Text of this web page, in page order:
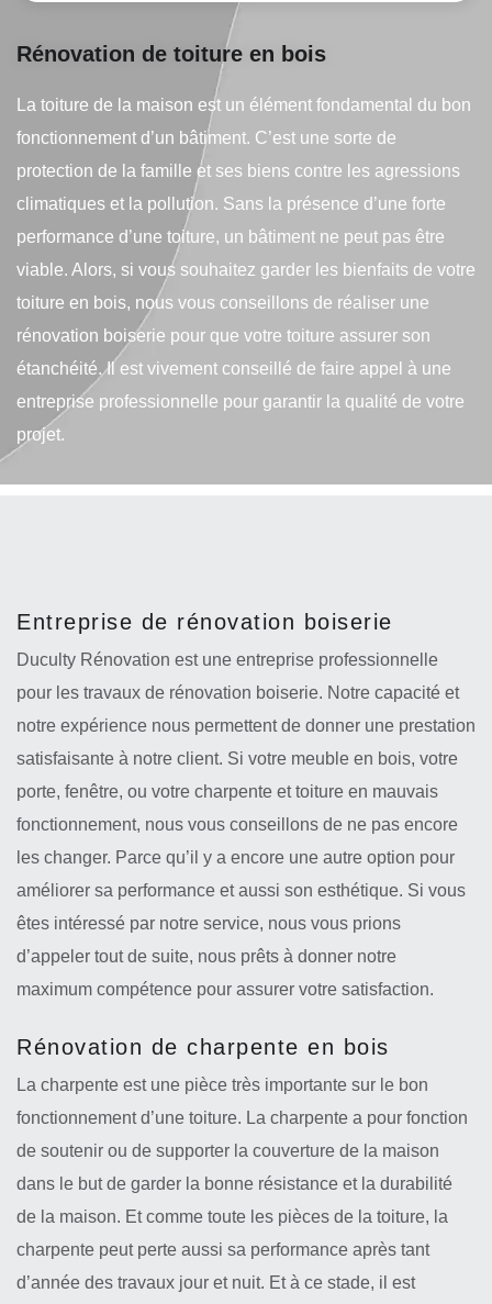
Rénovation de toiture en bois
La toiture de la maison est un élément fondamental du bon
fonctionnement d’un bâtiment. C’est une sorte de
protection de la famille et ses biens contre les agressions
climatiques et la pollution. Sans la présence d’une forte
performance d’une toiture, un bâtiment ne peut pas être
viable. Alors, si vous souhaitez garder les bienfaits de votre
toiture en bois, nous vous conseillons de réaliser une
rénovation boiserie pour que votre toiture assurer son
étanchéité. Il est vivement conseillé de faire appel à une
entreprise professionnelle pour garantir la qualité de votre
projet.
Entreprise de rénovation boiserie
Duculty Rénovation est une entreprise professionnelle
pour les travaux de rénovation boiserie. Notre capacité et
notre expérience nous permettent de donner une prestation
satisfaisante à notre client. Si votre meuble en bois, votre
porte, fenêtre, ou votre charpente et toiture en mauvais
fonctionnement, nous vous conseillons de ne pas encore
les changer. Parce qu’il y a encore une autre option pour
améliorer sa performance et aussi son esthétique. Si vous
êtes intéressé par notre service, nous vous prions
d’appeler tout de suite, nous prêts à donner notre
maximum compétence pour assurer votre satisfaction.
Rénovation de charpente en bois
La charpente est une pièce très importante sur le bon
fonctionnement d’une toiture. La charpente a pour fonction
de soutenir ou de supporter la couverture de la maison
dans le but de garder la bonne résistance et la durabilité
de la maison. Et comme toute les pièces de la toiture, la
charpente peut perte aussi sa performance après tant
d’année des travaux jour et nuit. Et à ce stade, il est